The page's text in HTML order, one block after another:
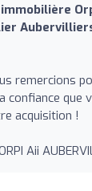
remercions
confiance que
acquisition !
Aii